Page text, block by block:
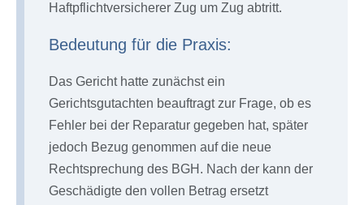
Haftpflichtversicherer Zug um Zug abtritt.
Bedeutung für die Praxis:
Das Gericht hatte zunächst ein
Gerichtsgutachten beauftragt zur Frage, ob es
Fehler bei der Reparatur gegeben hat, später
jedoch Bezug genommen auf die neue
Rechtsprechung des BGH. Nach der kann der
Geschädigte den vollen Betrag ersetzt